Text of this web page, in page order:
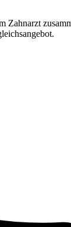
Zahnarzt